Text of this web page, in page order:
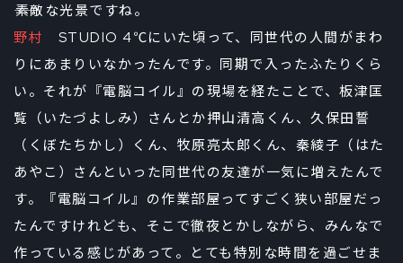
――素敵な光景ですね。
野村 STUDIO 4℃にいた頃って、同世代の人間がまわ
りにあまりいなかったんです。同期で入ったふたりくら
い。それが『電脳コイル』の現場を経たことで、板津匡
覧（いたづよしみ）さんとか押山清高くん、久保田誓
（くぼたちかし）くん、牧原亮太郎くん、秦綾子（はた
あやこ）さんといった同世代の友達が一気に増えたんで
す。『電脳コイル』の作業部屋ってすごく狭い部屋だっ
たんですけれども、そこで徹夜とかしながら、みんなで
作っている感じがあって。とても特別な時間を過ごせま